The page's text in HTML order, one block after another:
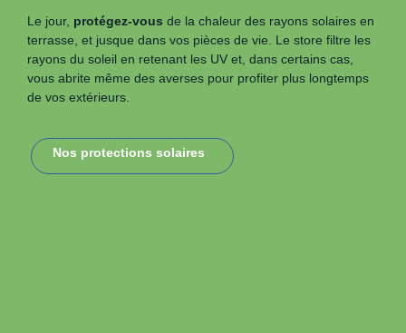
Le jour, protégez-vous de la chaleur des rayons solaires en
terrasse, et jusque dans vos pièces de vie. Le store filtre les
rayons du soleil en retenant les UV et, dans certains cas,
vous abrite même des averses pour profiter plus longtemps
de vos extérieurs.
Nos protections solaires